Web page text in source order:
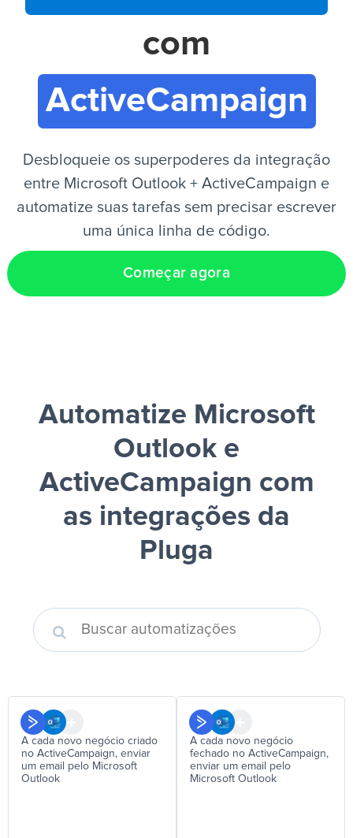
PT
com
ActiveCampaign
Desbloqueie os superpoderes da integração
entre Microsoft Outlook + ActiveCampaign e
automatize suas tarefas sem precisar escrever
uma única linha de código.
Começar agora
Automatize Microsoft
Outlook e
ActiveCampaign com
as integrações da
Pluga
A cada novo negócio criado
no ActiveCampaign, enviar
um email pelo Microsoft
Outlook
A cada novo negócio
fechado no ActiveCampaign,
enviar um email pelo
Microsoft Outlook